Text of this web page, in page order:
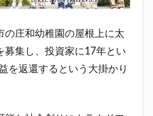
の庄和幼稚園の屋根上に太
募集し、投資家に17年とい
を返還するという大掛かり